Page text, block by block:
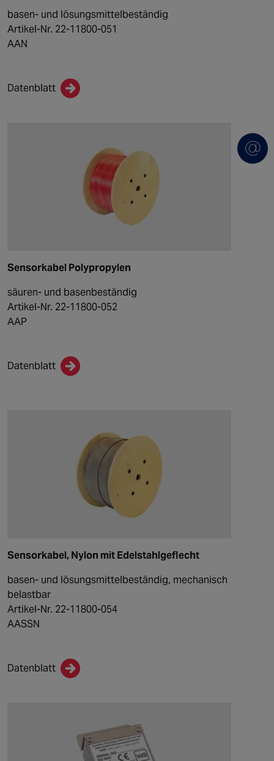
basen- und lösungsmittelbeständig
Artikel-Nr. 22-11800-051
AAN
Datenblatt
Sensorkabel Polypropylen
säuren- und basenbeständig
Artikel-Nr. 22-11800-052
AAP
Datenblatt
Sensorkabel, Nylon mit Edelstahlgeflecht
basen- und lösungsmittelbeständig, mechanisch
belastbar
Artikel-Nr. 22-11800-054
AASSN
Datenblatt